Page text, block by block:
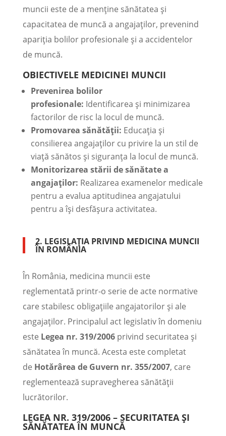
muncii este de a menține sănătatea și
capacitatea de muncă a angajaților, prevenind
apariția bolilor profesionale și a accidentelor
de muncă.
OBIECTIVELE MEDICINEI MUNCII
Prevenirea bolilor
profesionale: Identificarea și minimizarea
factorilor de risc la locul de muncă.
Promovarea sănătății: Educația și
consilierea angajaților cu privire la un stil de
viață sănătos și siguranța la locul de muncă.
Monitorizarea stării de sănătate a
angajaților: Realizarea examenelor medicale
pentru a evalua aptitudinea angajatului
pentru a își desfășura activitatea.
2. LEGISLAȚIA PRIVIND MEDICINA MUNCII
ÎN ROMÂNIA
În România, medicina muncii este
reglementată printr-o serie de acte normative
care stabilesc obligațiile angajatorilor și ale
angajaților. Principalul act legislativ în domeniu
este Legea nr. 319/2006privind securitatea și
sănătatea în muncă. Acesta este completat
de Hotărârea de Guvern nr. 355/2007, care
reglementează supravegherea sănătății
lucrătorilor.
LEGEA NR. 319/2006 – SECURITATEA ȘI
SĂNĂTATEA ÎN MUNCĂ